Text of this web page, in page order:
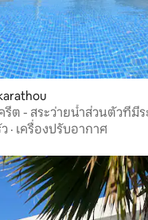
รีต - สระว่ายน้ำส่วนตัวที่มี
· เครื่องปรับอากาศ